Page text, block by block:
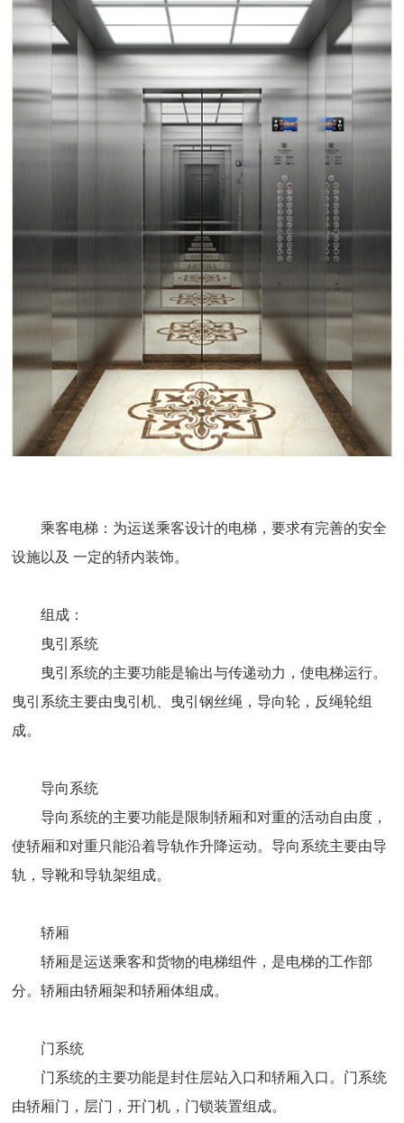
乘客电梯：为运送乘客设计的电梯，要求有完善的安全
设施以及 一定的轿内装饰。
组成：
曳引系统
曳引系统的主要功能是输出与传递动力，使电梯运行。
曳引系统主要由曳引机、曳引钢丝绳，导向轮，反绳轮组
成。
导向系统
导向系统的主要功能是限制轿厢和对重的活动自由度，
使轿厢和对重只能沿着导轨作升降运动。导向系统主要由导
轨，导靴和导轨架组成。
轿厢
轿厢是运送乘客和货物的电梯组件，是电梯的工作部
分。轿厢由轿厢架和轿厢体组成。
门系统
门系统的主要功能是封住层站入口和轿厢入口。门系统
由轿厢门，层门，开门机，门锁装置组成。